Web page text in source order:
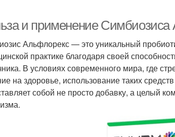
и применение
Альфлорекс — это уникальный
практике благодаря своей
В условиях современного мира, где
на здоровье, использование таких
собой не просто добавку, а целый